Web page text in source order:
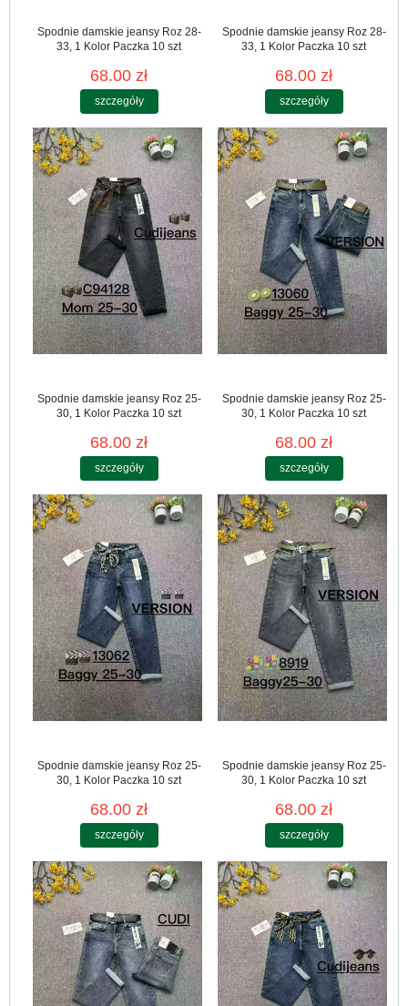
Spodnie damskie jeansy Roz 28-
33, 1 Kolor Paczka 10 szt
68.00 zł
szczegóły
Spodnie damskie jeansy Roz 28-
33, 1 Kolor Paczka 10 szt
68.00 zł
szczegóły
Spodnie damskie jeansy Roz 25-
30, 1 Kolor Paczka 10 szt
68.00 zł
szczegóły
Spodnie damskie jeansy Roz 25-
30, 1 Kolor Paczka 10 szt
68.00 zł
szczegóły
Spodnie damskie jeansy Roz 25-
30, 1 Kolor Paczka 10 szt
68.00 zł
szczegóły
Spodnie damskie jeansy Roz 25-
30, 1 Kolor Paczka 10 szt
68.00 zł
szczegóły